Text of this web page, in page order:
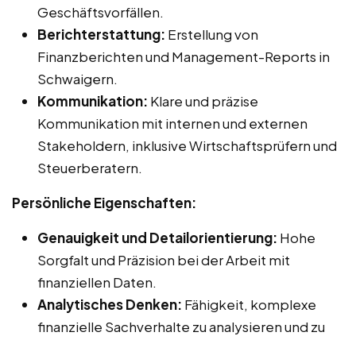
Geschäftsvorfällen.
Berichterstattung: Erstellung von
Finanzberichten und Management-Reports in
Schwaigern.
Kommunikation: Klare und präzise
Kommunikation mit internen und externen
Stakeholdern, inklusive Wirtschaftsprüfern und
Steuerberatern.
Persönliche Eigenschaften:
Genauigkeit und Detailorientierung: Hohe
Sorgfalt und Präzision bei der Arbeit mit
finanziellen Daten.
Analytisches Denken: Fähigkeit, komplexe
finanzielle Sachverhalte zu analysieren und zu